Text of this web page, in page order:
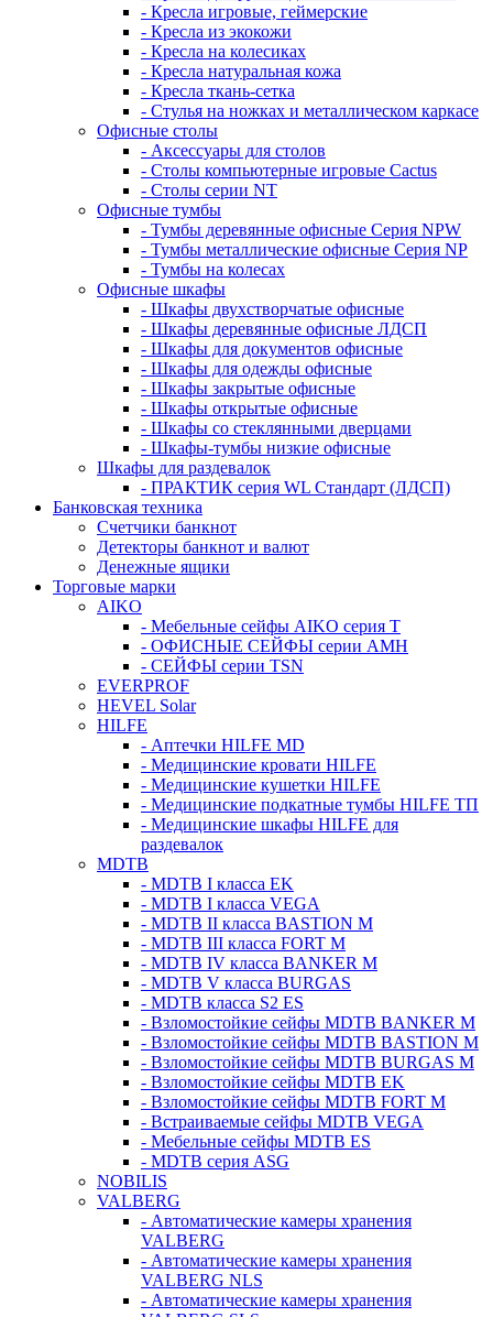
- Кресла игровые, геймерские
- Кресла из экокожи
- Кресла на колесиках
- Кресла натуральная кожа
- Кресла ткань-сетка
- Стулья на ножках и металлическом каркасе
Офисные столы
- Аксессуары для столов
- Столы компьютерные игровые Cactus
- Столы серии NT
Офисные тумбы
- Тумбы деревянные офисные Серия NPW
- Тумбы металлические офисные Серия NP
- Тумбы на колесах
Офисные шкафы
- Шкафы двухстворчатые офисные
- Шкафы деревянные офисные ЛДСП
- Шкафы для документов офисные
- Шкафы для одежды офисные
- Шкафы закрытые офисные
- Шкафы открытые офисные
- Шкафы со стеклянными дверцами
- Шкафы-тумбы низкие офисные
Шкафы для раздевалок
- ПРАКТИК серия WL Стандарт (ЛДСП)
Банковская техника
Счетчики банкнот
Детекторы банкнот и валют
Денежные ящики
Торговые марки
AIKO
- Мебельные сейфы AIKO серия Т
- ОФИСНЫЕ СЕЙФЫ серии AMH
- СЕЙФЫ серии TSN
EVERPROF
HEVEL Solar
HILFE
- Аптечки HILFE MD
- Медицинские кровати HILFE
- Медицинские кушетки HILFE
- Медицинские подкатные тумбы HILFE ТП
- Медицинские шкафы HILFE для
раздевалок
MDTB
- MDTB I класса EK
- MDTB I класса VEGA
- MDTB II класса BASTION M
- MDTB III класса FORT M
- MDTB IV класса BANKER M
- MDTB V класса BURGAS
- MDTB класса S2 ES
- Взломостойкие сейфы MDTB BANKER M
- Взломостойкие сейфы MDTB BASTION M
- Взломостойкие сейфы MDTB BURGAS M
- Взломостойкие сейфы MDTB EK
- Взломостойкие сейфы MDTB FORT M
- Встраиваемые сейфы MDTB VEGA
- Мебельные сейфы MDTB ES
- MDTB серия ASG
NOBILIS
VALBERG
- Автоматические камеры хранения
VALBERG
- Автоматические камеры хранения
VALBERG NLS
- Автоматические камеры хранения